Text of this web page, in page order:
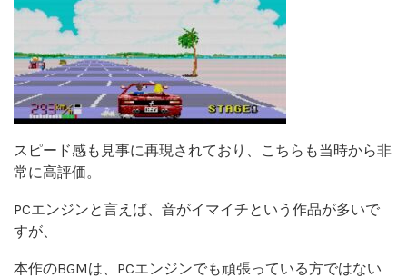
スピード感も見事に再現されており、こちらも当時から非
常に高評価。
PCエンジンと言えば、音がイマイチという作品が多いで
すが、
本作のBGMは、PCエンジンでも頑張っている方ではない